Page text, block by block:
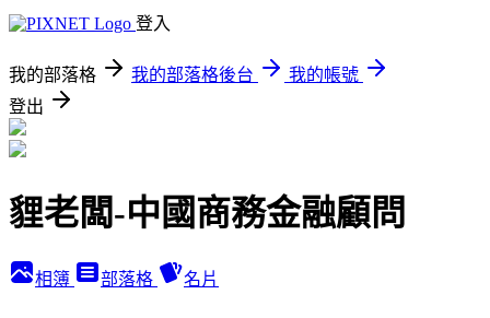
登入
我的部落格 我的部落格後台
我的帳號
登出
貍老闆-中國商務金融顧問
相簿 部落格 名片